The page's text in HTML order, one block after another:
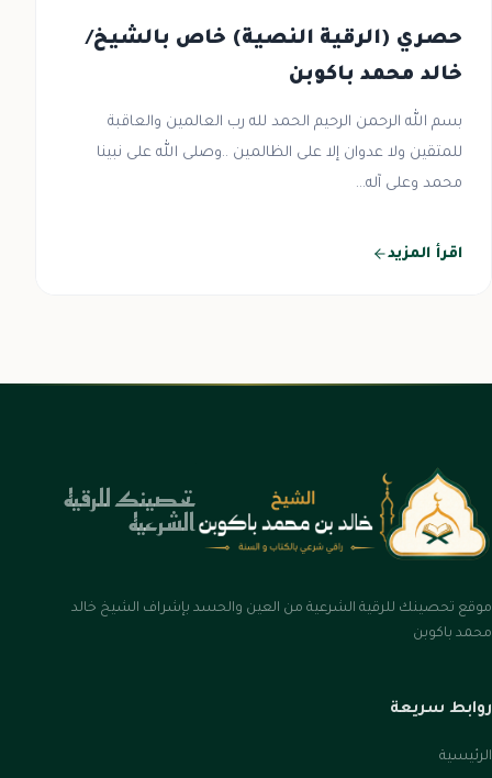
حصري (الرقية النصية) خاص بالشيخ/
خالد محمد باكوبن
بسم الله الرحمن الرحيم الحمد لله رب العالمين والعاقبة
للمتقين ولا عدوان إلا على الظالمين ..وصلى الله على نبينا
محمد وعلى آله...
اقرأ المزيد
تحصينك للرقيه
الشرعيه
موقع تحصينك للرقية الشرعية من العين والحسد بإشراف الشيخ خالد
محمد باكوبن
روابط سريعة
الرئيسية